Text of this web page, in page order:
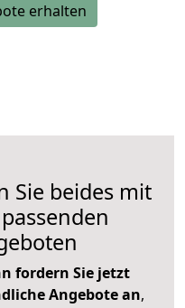
erhalten
Sie beides mit
fordern Sie jetzt
Angebote an,